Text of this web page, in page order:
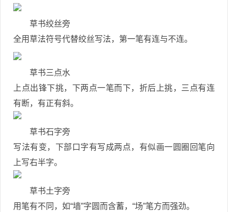
草书绞丝旁
全用草法符号代替绞丝写法，第一笔有连与不连。
草书三点水
上点出锋下挑，下两点一笔而下，折后上挑，三点有连
有断，有正有斜。
草书石字旁
写法有变，下部口字有写成两点，有似画一圆圈回笔向
上写右半字。
草书土字旁
用笔有不同，如“墙”字圆而含蓄，“场”笔方而强劲。